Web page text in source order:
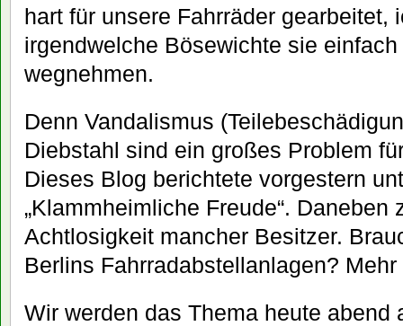
hart für unsere Fahrräder gearbeitet,
irgendwelche Bösewichte sie
wegnehmen.
Denn Vandalismus
Diebstahl sind ein großes Problem
Dieses Blog berichtete vorgestern
„Klammheimliche Freude“. Daneben
Achtlosigkeit mancher Besitzer.
Berlins Fahrradabstellanlagen?
Wir werden das Thema heute abend